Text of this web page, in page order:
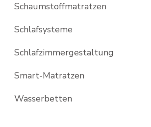
Schaumstoffmatratzen
Schlafsysteme
Schlafzimmergestaltung
Smart-Matratzen
Wasserbetten